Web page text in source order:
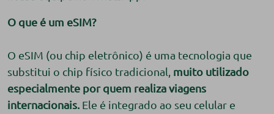
O que é um eSIM?
O eSIM (ou chip eletrônico) é uma tecnologia que
substitui o chip físico tradicional, muito utilizado
especialmente por quem realiza viagens
internacionais. Ele é integrado ao seu celular e